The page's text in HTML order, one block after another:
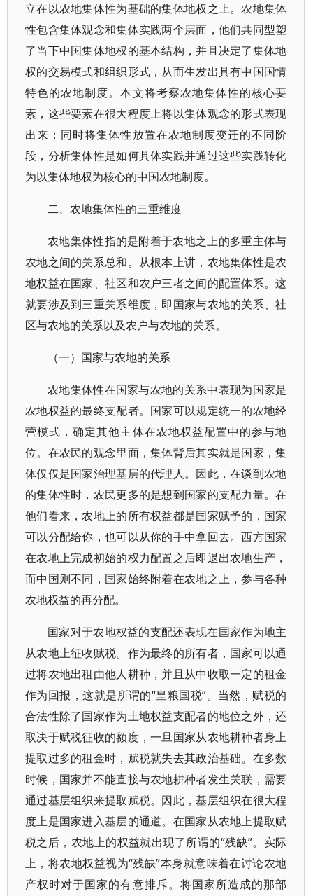
立在以农地集体性为基础的集体地权之上。农地集体
性包含集体观念和集体实践两个层面，他们共同型塑
了当下中国集体地权的基本结构，并且决定了集体地
权的交易模式和组织形式，从而生发出具有中国国情
特色的农地制度。本文将考察农地集体性的核心要
素，这些要素在很大程度上将以集体观念的形式表现
出来；同时将集体性放置在农地制度变迁的不同阶
段，分析集体性是如何具体实践并通过这些实践转化
为以集体地权为核心的中国农地制度。
二、农地集体性的三重维度
农地集体性指的是附着于农地之上的多重主体与
农地之间的关系总和。从根本上讲，农地集体性是农
地权益在国家、社区和农户三者之间的配置体系。这
就要涉及到三重关系维度，即国家与农地的关系、社
区与农地的关系以及农户与农地的关系。
（一）国家与农地的关系
农地集体性在国家与农地的关系中表现为国家是
农地权益的最终支配者。国家可以规定统一的农地经
营模式，确定其他主体在农地权益配置中的参与地
位。在农民的观念里面，集体背后其实就是国家，集
体仅仅是国家治理基层的代理人。因此，在谈到农地
的集体性时，农民更多的是想到国家的支配力量。在
他们看来，农地上的所有权益都是国家赋予的，国家
可以分配给你，也可以从你的手中拿回去。西方国家
在农地上完成初始的权力配置之后即退出农地生产，
而中国则不同，国家始终附着在农地之上，参与各种
农地权益的再分配。
国家对于农地权益的支配还表现在国家作为地主
从农地上征收赋税。作为最终的所有者，国家可以通
过将农地出租由他人耕种，并且从中收取一定的租金
作为回报，这就是所谓的“皇粮国税”。当然，赋税的
合法性除了国家作为土地权益支配者的地位之外，还
取决于赋税征收的额度，一旦国家从农地耕种者身上
提取过多的租金时，赋税就失去其政治基础。在多数
时候，国家并不能直接与农地耕种者发生关联，需要
通过基层组织来提取赋税。因此，基层组织在很大程
度上是国家进入基层的通道。在国家从农地上提取赋
税之后，农地上的权益就出现了所谓的“残缺”。实际
上，将农地权益视为“残缺”本身就意味着在讨论农地
产权时对于国家的有意排斥。将国家所造成的那部